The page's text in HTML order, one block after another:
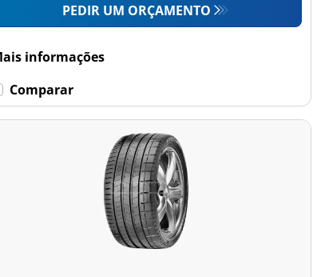
PEDIR UM ORÇAMENTO
informações
Comparar